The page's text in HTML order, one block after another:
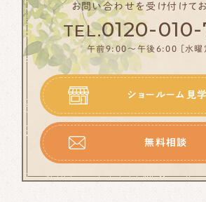
お問い合わせを受け付けてお
TEL.0120-
午前9:00〜午後6:00 [水曜
ショールーム見学
無料相談